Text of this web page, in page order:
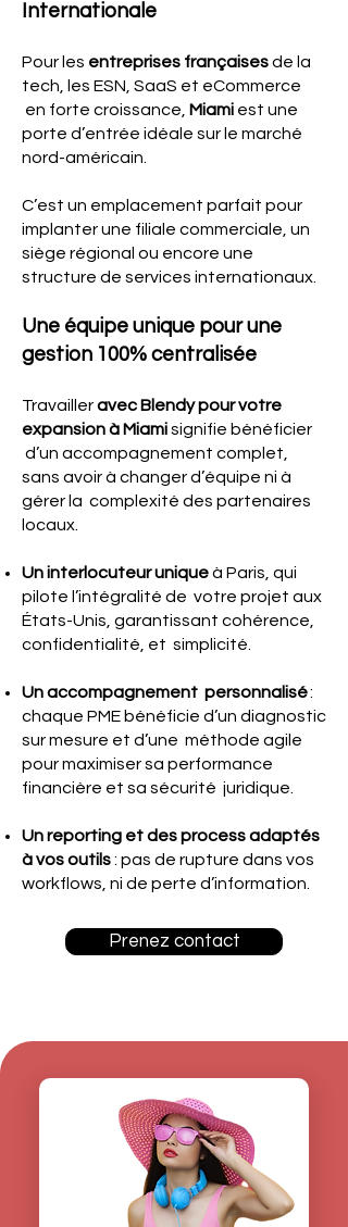
Internationale
Pour les entreprises françaisesde la
tech, les ESN, SaaS et eCommerce
en forte croissance, Miami est une
porte d’entrée idéale sur le marché
nord-américain.
C’est un emplacement parfait pour
implanter une filiale commerciale, un
siège régional ou encore une
structure de services internationaux.
Une équipe unique pour une
gestion 100% centralisée
Travailleravec Blendy pour votre
expansion à Miamisignifie bénéficier
d’un accompagnement complet,
sans avoir à changer d’équipe ni à
gérer la complexité des partenaires
locaux.
Un interlocuteur uniqueà Paris, qui
pilote l’intégralité de votre projet aux
États-Unis, garantissant cohérence,
confidentialité, et simplicité.
Un accompagnement personnalisé:
chaque PME bénéficie d’un diagnostic
sur mesure et d’une méthode agile
pour maximiser sa performance
financière et sa sécurité juridique.
Un reporting et des process adaptés
à vos outils: pas de rupture dans vos
workflows, ni de perte d’information.
Prenez contact